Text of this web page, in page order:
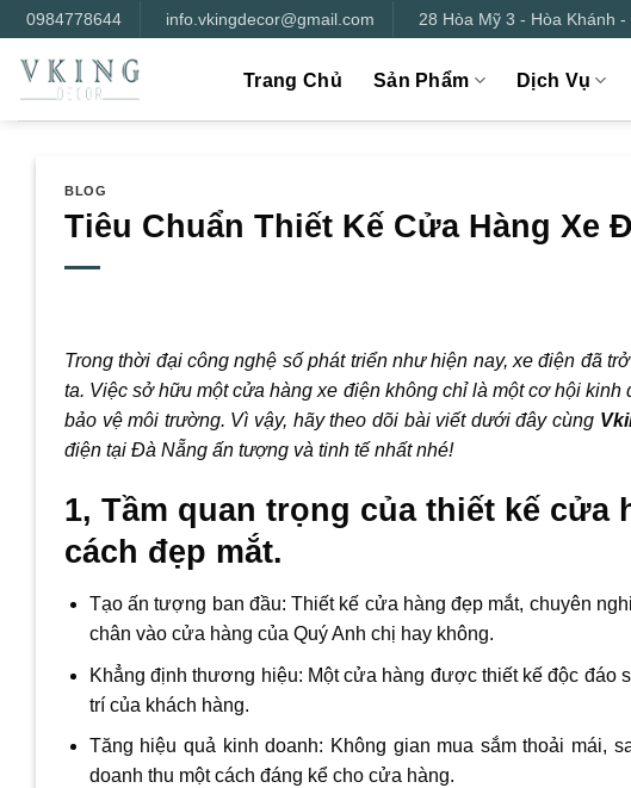
qua
nội
dung
0984778644 info.vkingdecor@gmail.com 28 Hòa Mỹ 3 - Hòa Khánh
Trang Chủ Sản Phẩm Dịch Vụ
BLOG
Tiêu Chuẩn Thiết Kế Cửa Hàng Xe
Trong thời đại công nghệ số phát triển như hiện nay, xe điện đã
ta. Việc sở hữu một cửa hàng xe điện không chỉ là một cơ hội
bảo vệ môi trường. Vì vậy, hãy theo dõi bài viết dưới đây cùng
điện tại Đà Nẵng ấn tượng và tinh tế nhất nhé!
1, Tầm quan trọng của thiết kế cửa
cách đẹp mắt.
Tạo ấn tượng ban đầu: Thiết kế cửa hàng đẹp mắt, chuyên
chân vào cửa hàng của Quý Anh chị hay không.
Khẳng định thương hiệu: Một cửa hàng được thiết kế độc đáo
trí của khách hàng.
Tăng hiệu quả kinh doanh: Không gian mua sắm thoải mái,
doanh thu một cách đáng kể cho cửa hàng.